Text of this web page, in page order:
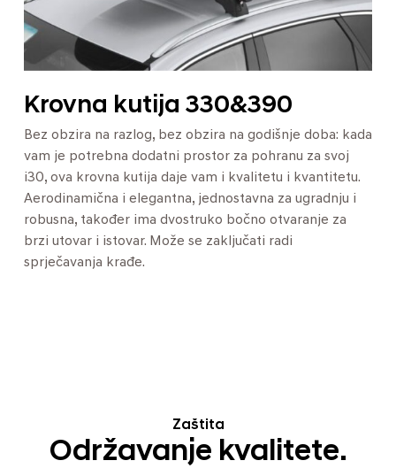
Krovna kutija 330&390
Bez obzira na razlog, bez obzira na godišnje doba: kada
vam je potrebna dodatni prostor za pohranu za svoj
i30, ova krovna kutija daje vam i kvalitetu i kvantitetu.
Aerodinamična i elegantna, jednostavna za ugradnju i
robusna, također ima dvostruko bočno otvaranje za
brzi utovar i istovar. Može se zaključati radi
sprječavanja krađe.
Zaštita
Održavanje kvalitete.